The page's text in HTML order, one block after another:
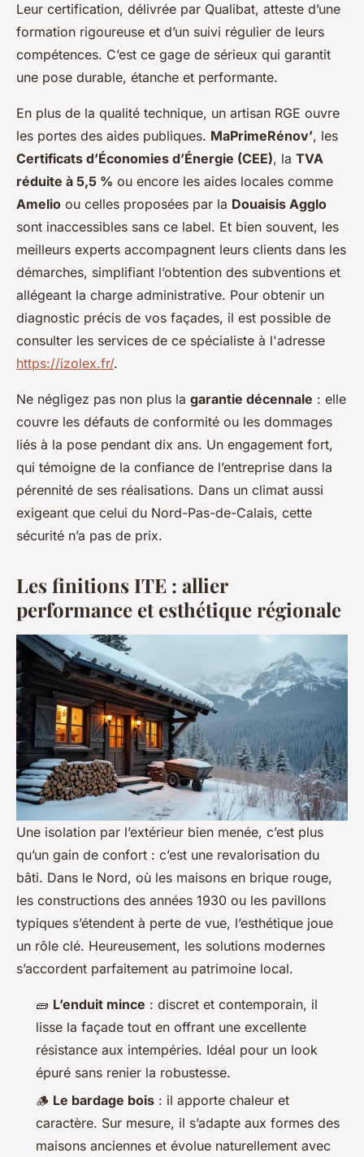
Leur certification, délivrée par Qualibat, atteste d’une
formation rigoureuse et d’un suivi régulier de leurs
compétences. C’est ce gage de sérieux qui garantit
une pose durable, étanche et performante.
En plus de la qualité technique, un artisan RGE ouvre
les portes des aides publiques. MaPrimeRénov’, les
Certificats d’Économies d’Énergie (CEE), la TVA
réduite à 5,5 % ou encore les aides locales comme
Amelio ou celles proposées par la Douaisis Agglo
sont inaccessibles sans ce label. Et bien souvent, les
meilleurs experts accompagnent leurs clients dans les
démarches, simplifiant l’obtention des subventions et
allégeant la charge administrative. Pour obtenir un
diagnostic précis de vos façades, il est possible de
consulter les services de ce spécialiste à l'adresse
https://izolex.fr/.
Ne négligez pas non plus la garantie décennale : elle
couvre les défauts de conformité ou les dommages
liés à la pose pendant dix ans. Un engagement fort,
qui témoigne de la confiance de l’entreprise dans la
pérennité de ses réalisations. Dans un climat aussi
exigeant que celui du Nord-Pas-de-Calais, cette
sécurité n’a pas de prix.
Les finitions ITE : allier
performance et esthétique régionale
Une isolation par l’extérieur bien menée, c’est plus
qu’un gain de confort : c’est une revalorisation du
bâti. Dans le Nord, où les maisons en brique rouge,
les constructions des années 1930 ou les pavillons
typiques s’étendent à perte de vue, l’esthétique joue
un rôle clé. Heureusement, les solutions modernes
s’accordent parfaitement au patrimoine local.
🧱 L’enduit mince : discret et contemporain, il
lisse la façade tout en offrant une excellente
résistance aux intempéries. Idéal pour un look
épuré sans renier la robustesse.
🪵 Le bardage bois : il apporte chaleur et
caractère. Sur mesure, il s’adapte aux formes des
maisons anciennes et évolue naturellement avec